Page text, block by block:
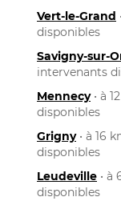
Vert-le-Grand
disponibles
Savigny-sur-
intervenants
Mennecy• à
disponibles
Grigny• à 16
disponibles
Leudeville • à
disponibles